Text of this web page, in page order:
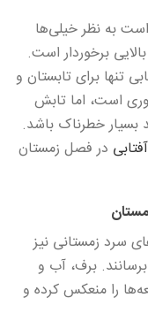
به نظر خیلی‌ها
برخوردار است.
تنها برای تابستان و
است، اما تابش
بسیار خطرناک باشد.
در فصل زمستان
سرد زمستانی نیز
برف، آب و
را منعکس کرده و